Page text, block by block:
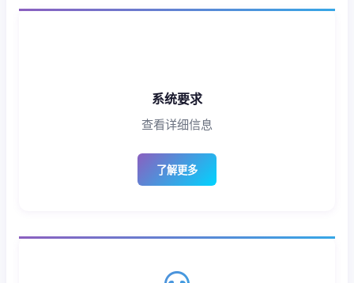
系统要求
查看详细信息
了解更多